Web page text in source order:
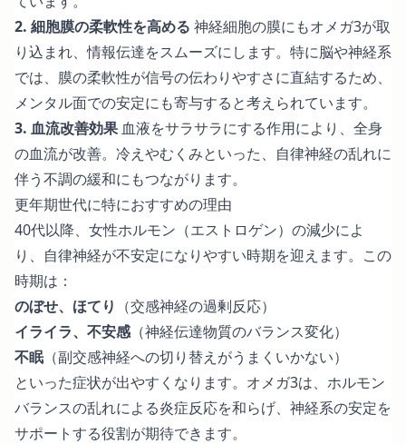
2. 細胞膜の柔軟性を高める 神経細胞の膜にもオメガ3が取
り込まれ、情報伝達をスムーズにします。特に脳や神経系
では、膜の柔軟性が信号の伝わりやすさに直結するため、
メンタル面での安定にも寄与すると考えられています。
3. 血流改善効果 血液をサラサラにする作用により、全身
の血流が改善。冷えやむくみといった、自律神経の乱れに
伴う不調の緩和にもつながります。
更年期世代に特におすすめの理由
40代以降、女性ホルモン（エストロゲン）の減少によ
り、自律神経が不安定になりやすい時期を迎えます。この
時期は：
のぼせ、ほてり （交感神経の過剰反応）
イライラ、不安感（神経伝達物質のバランス変化）
不眠（副交感神経への切り替えがうまくいかない）
といった症状が出やすくなります。オメガ3は、ホルモン
バランスの乱れによる炎症反応を和らげ、神経系の安定を
サポートする役割が期待できます。